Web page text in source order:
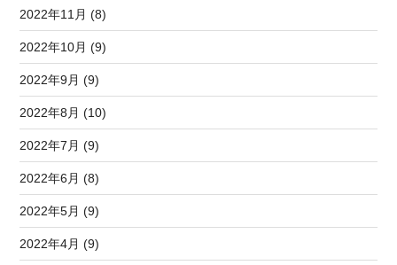
2022年11月 (8)
2022年10月 (9)
2022年9月 (9)
2022年8月 (10)
2022年7月 (9)
2022年6月 (8)
2022年5月 (9)
2022年4月 (9)